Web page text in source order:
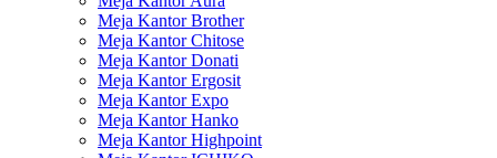
Meja Kantor Brother
Meja Kantor Chitose
Meja Kantor Donati
Meja Kantor Ergosit
Meja Kantor Expo
Meja Kantor Hanko
Meja Kantor Highpoint